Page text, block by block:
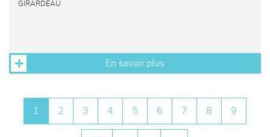
GIRARDEAU
En savoir plus
1 2 3 4 5 6 7 8 9